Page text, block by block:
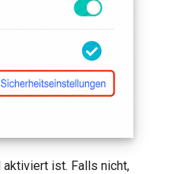
ist. Falls nicht,